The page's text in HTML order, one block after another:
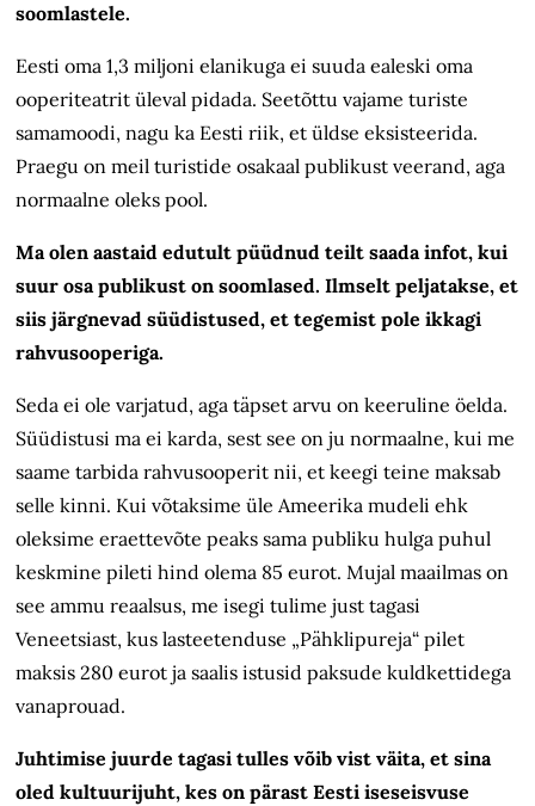
soomlastele.
Eesti oma 1,3 miljoni elanikuga ei suuda ealeski oma
ooperiteatrit üleval pidada. Seetõttu vajame turiste
samamoodi, nagu ka Eesti riik, et üldse eksisteerida.
Praegu on meil turistide osakaal publikust veerand, aga
normaalne oleks pool.
Ma olen aastaid edutult püüdnud teilt saada infot, kui
suur osa publikust on soomlased. Ilmselt pelja­takse, et
siis järgnevad süüdistused, et tegemist pole ikkagi
rahvus­ooperiga.
Seda ei ole varjatud, aga täpset arvu on keeruline öelda.
Süüdistusi ma ei karda, sest see on ju normaalne, kui me
saame tarbida rahvusooperit nii, et keegi teine maksab
selle kinni. Kui võtaksime üle Ameerika mudeli ehk
oleksime era­ette­võte peaks sama publiku hulga puhul
keskmine pileti hind olema 85 eurot. Mujal maailmas on
see ammu reaalsus, me isegi tulime just tagasi
Veneetsiast, kus lasteetenduse „Pähklipureja“ pilet
maksis 280 eurot ja saalis istusid paksude kuldkettidega
vanaprouad.
Juhtimise juurde tagasi tulles võib vist väita, et sina
oled kultuurijuht, kes on pärast Eesti iseseisvuse